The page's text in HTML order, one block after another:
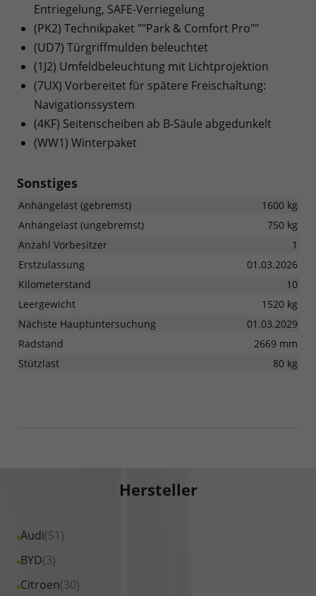
Entriegelung, SAFE-Verriegelung
(PK2) Technikpaket ""Park & Comfort Pro""
(UD7) Türgriffmulden beleuchtet
(1J2) Umfeldbeleuchtung mit Lichtprojektion
(7UX) Vorbereitet für spätere Freischaltung:
Navigationssystem
(4KF) Seitenscheiben ab B-Säule abgedunkelt
(WW1) Winterpaket
Sonstiges
Anhängelast (gebremst)
1600 kg
Anhängelast (ungebremst)
750 kg
Anzahl Vorbesitzer
1
Erstzulassung
01.03.2026
Kilometerstand
10
Leergewicht
1520 kg
Nächste Hauptuntersuchung
01.03.2029
Radstand
2669 mm
Stützlast
80 kg
Hersteller
Audi(51)
Alle
Fahrzeuge
Audi
BYD(3)
Alle
Fahrzeuge
Citroen(30)
Alle